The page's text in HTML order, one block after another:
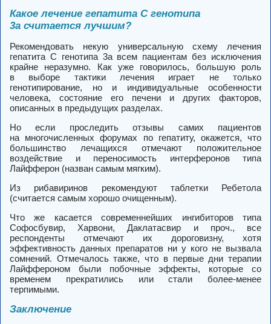
Какое лечение гепатита C генотипа
3a считается лучшим?
Рекомендовать некую универсальную схему лечения
гепатита C генотипа 3a всем пациентам без исключения
крайне неразумно. Как уже говорилось, большую роль
в выборе тактики лечения играет не только
генотипирование, но и индивидуальные особенности
человека, состояние его печени и других факторов,
описанных в предыдущих разделах.
Но если проследить отзывы самих пациентов
на многочисленных форумах по гепатиту, окажется, что
большинство лечащихся отмечают положительное
воздействие и переносимость интерферонов типа
Лайфферон (назван самым мягким).
Из рибавиринов рекомендуют таблетки Ребетола
(считается самым хорошо очищенным).
Что же касается современнейших ингибиторов типа
Софосбувир, Харвони, Даклатасвир и проч., все
респонденты отмечают их дороговизну, хотя
эффективность данных препаратов ни у кого не вызвала
сомнений. Отмечалось также, что в первые дни терапии
Лайффероном были побочные эффекты, которые со
временем прекратились или стали более-менее
терпимыми.
Заключение